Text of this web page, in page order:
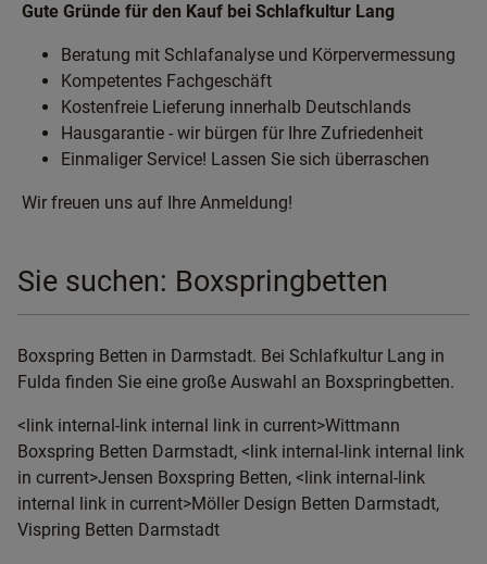
Gute Gründe für den Kauf bei Schlafkultur Lang
Beratung mit Schlafanalyse und Körpervermessung
Kompetentes Fachgeschäft
Kostenfreie Lieferung innerhalb Deutschlands
Hausgarantie - wir bürgen für Ihre Zufriedenheit
Einmaliger Service! Lassen Sie sich überraschen
Wir freuen uns auf Ihre Anmeldung!
Sie suchen: Boxspringbetten
Boxspring Betten in Darmstadt. Bei Schlafkultur Lang in
Fulda finden Sie eine große Auswahl an Boxspringbetten.
<link internal-link internal link in current>Wittmann
Boxspring Betten Darmstadt, <link internal-link internal link
in current>Jensen Boxspring Betten, <link internal-link
internal link in current>Möller Design Betten Darmstadt,
Vispring Betten Darmstadt